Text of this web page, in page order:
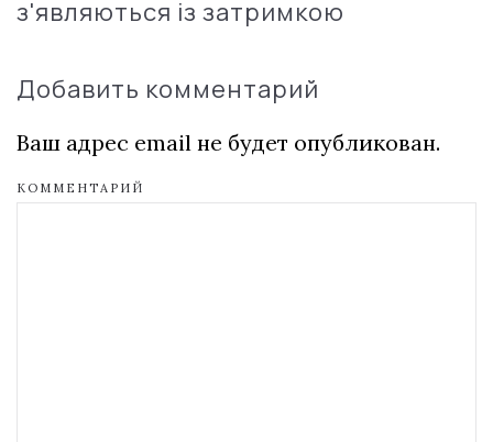
з'являються із затримкою
Добавить комментарий
Ваш адрес email не будет опубликован.
КОММЕНТАРИЙ